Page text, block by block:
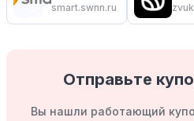
smart.swnn.ru
Отправьте
Вы нашли работающий